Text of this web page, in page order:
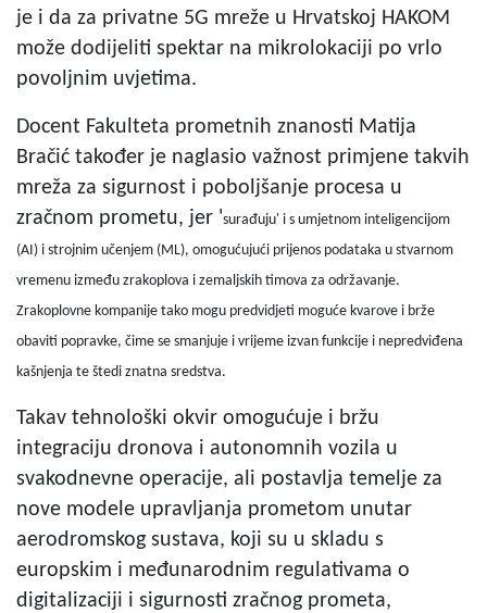
je i da za privatne 5G mreže u Hrvatskoj HAKOM
može dodijeliti spektar na mikrolokaciji po vrlo
povoljnim uvjetima.
Docent Fakulteta prometnih znanosti Matija
Bračić također je naglasio važnost primjene takvih
mreža za sigurnost i poboljšanje procesa u
zračnom prometu, jer 'surađuju' i s umjetnom inteligencijom
(AI) i strojnim učenjem (ML), omogućujući prijenos podataka u stvarnom
vremenu između zrakoplova i zemaljskih timova za održavanje.
Zrakoplovne kompanije tako mogu predvidjeti moguće kvarove i brže
obaviti popravke, čime se smanjuje i vrijeme izvan funkcije i nepredviđena
kašnjenja te štedi znatna sredstva.
Takav tehnološki okvir omogućuje i bržu
integraciju dronova i autonomnih vozila u
svakodnevne operacije, ali postavlja temelje za
nove modele upravljanja prometom unutar
aerodromskog sustava, koji su u skladu s
europskim i međunarodnim regulativama o
digitalizaciji i sigurnosti zračnog prometa,